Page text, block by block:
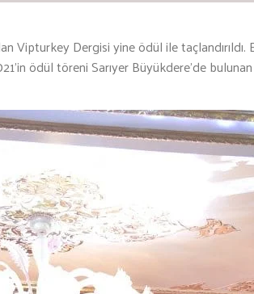
Vipturkey Dergisi yine ödül ile taçlandırıldı.
ödül töreni Sarıyer Büyükdere’de